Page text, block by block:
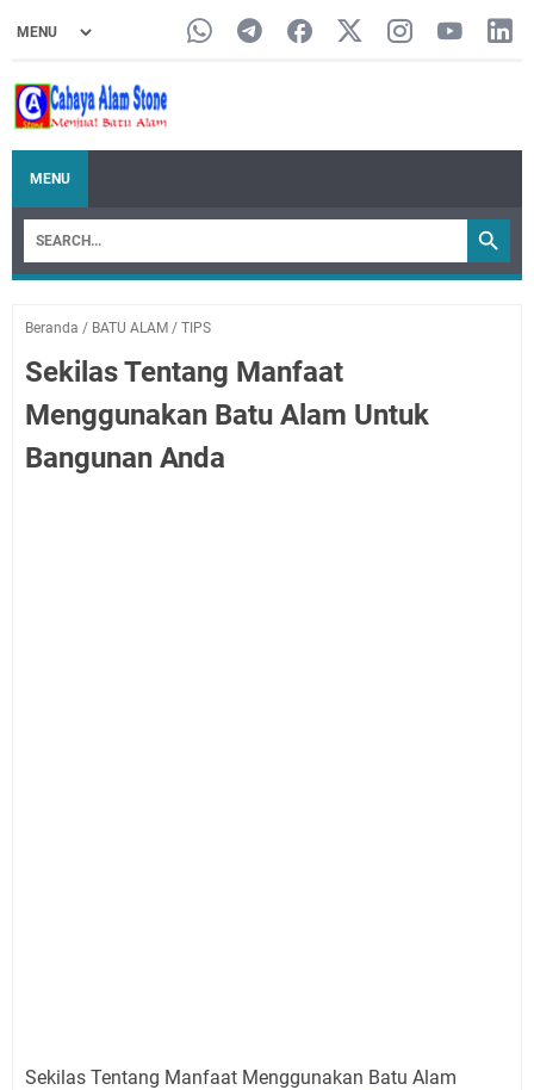
MENU
Beranda / BATU ALAM / TIPS
Sekilas Tentang Manfaat
Menggunakan Batu Alam Untuk
Bangunan Anda
Sekilas Tentang Manfaat Menggunakan Batu Alam